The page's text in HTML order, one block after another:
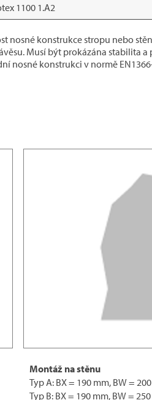
1100 1.A2
nosné konstrukce stropu nebo
Musí být prokázána stabilita
konstrukci v normě
Montáž na stěnu
Typ A: BX = 190 mm, BW =
Typ B: BX = 190 mm, BW =